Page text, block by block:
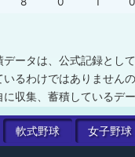
ータは、公式記録とし
るわけではありません
収集、蓄積しているデ
軟式野球 女子野球